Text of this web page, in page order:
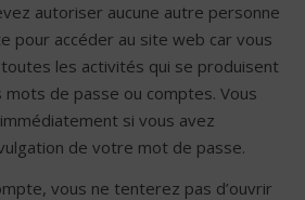
autoriser aucune autre personne
pour accéder au site web car vous
les activités qui se produisent
mots de passe ou comptes. Vous
si vous avez
de votre mot de passe.
vous ne tenterez pas d’ouvrir